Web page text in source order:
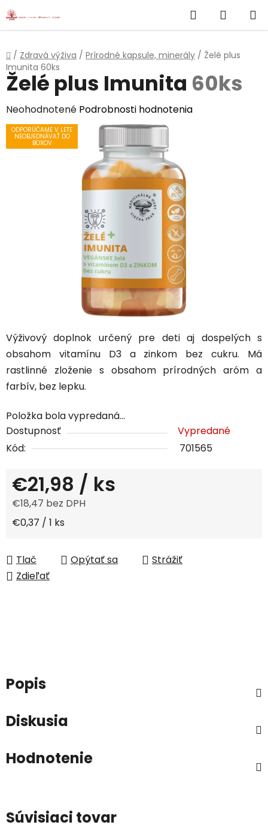
Prejsť
na
Hľadať
KOŠÍK
Domov
/ Zdravá výživa / Prírodné kapsule, minerály / Želé plus
Imunita 60ks
Výživový doplnok určený pre deti aj dospelých s
obsahom vitamínu D3 a zinkom bez cukru. Má
rastlinné zloženie s obsahom prírodných aróm a
farbív, bez lepku.
Položka bola vypredaná…
Dostupnosť
Vypredané
Kód:
701565
€21,98 / ks
€18,47 bez DPH
Jednotková cena:
€0,37 / 1 ks
Tlač Opýtať sa
Strážiť
Zdieľať
Želé plus Imunita 60ks
Priemerné
hodnotenie
produktu
Neohodnotené Podrobnosti hodnotenia
ODPORÚČAME V LETE
NEOBJEDNÁVAŤ DO
BOXOV
Popis
Diskusia
Hodnotenie
Súvisiaci tovar